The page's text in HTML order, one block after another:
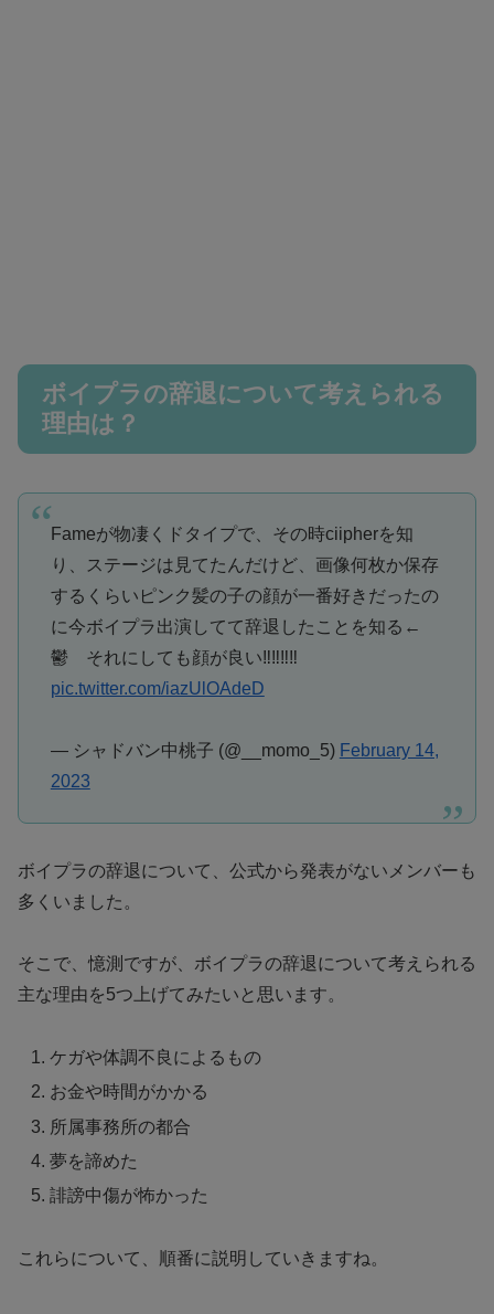
ボイプラの辞退について考えられる
理由は？
Fameが物凄くドタイプで、その時ciipherを知
り、ステージは見てたんだけど、画像何枚か保存
するくらいピンク髪の子の顔が一番好きだったの
に今ボイプラ出演してて辞退したことを知る←
鬱 それにしても顔が良い‼️‼️‼️‼️
pic.twitter.com/iazUlOAdeD
— シャドバン中桃子 (@__momo_5) February 14,
2023
ボイプラの辞退について、公式から発表がないメンバーも
多くいました。
そこで、憶測ですが、ボイプラの辞退について考えられる
主な理由を5つ上げてみたいと思います。
ケガや体調不良によるもの
お金や時間がかかる
所属事務所の都合
夢を諦めた
誹謗中傷が怖かった
これらについて、順番に説明していきますね。